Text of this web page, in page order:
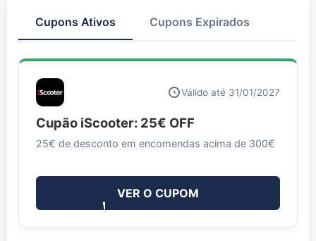
Cupons Ativos Cupons Expirados
Válido até 31/01/2027
Cupão iScooter: 25€ OFF
25€ de desconto em encomendas acima de 300€
VER O CUPOM